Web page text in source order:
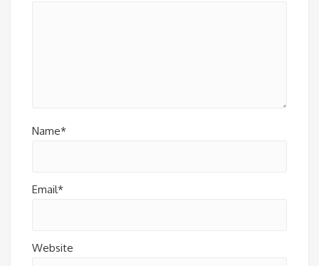
Name*
Email*
Website